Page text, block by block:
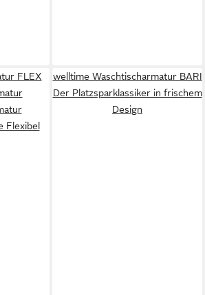
FLEX
Flexibel
welltime Waschtischarmatur BARI
Der Platzsparklassiker in frischem
Design